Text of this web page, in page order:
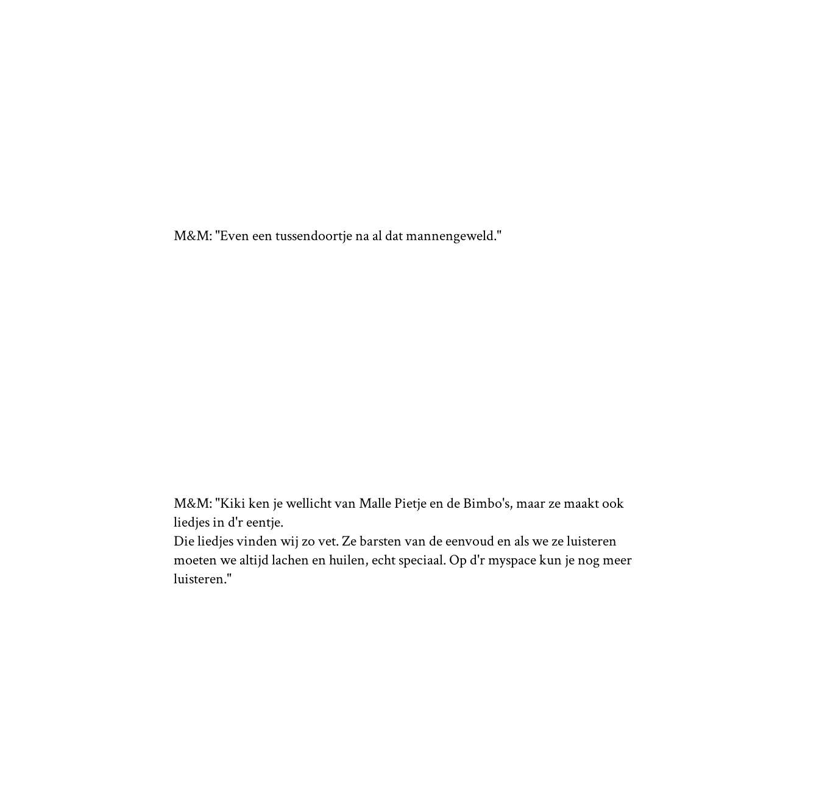
M&M: "Even een tussendoortje na al dat mannengeweld."
M&M: "Kiki ken je wellicht van Malle Pietje en de Bimbo's, maar ze maakt ook
liedjes in d'r eentje.
Die liedjes vinden wij zo vet. Ze barsten van de eenvoud en als we ze luisteren
moeten we altijd lachen en huilen, echt speciaal. Op d'r myspace kun je nog meer
luisteren."